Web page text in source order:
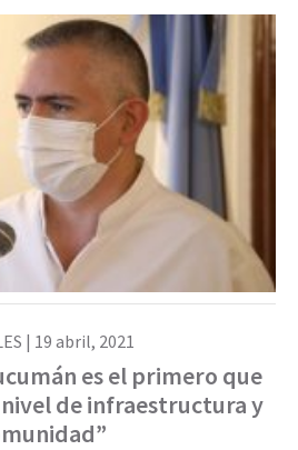
| 19 abril, 2021
es el primero que
nivel de infraestructura y